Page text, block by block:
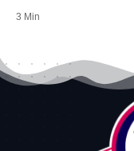
3 Min